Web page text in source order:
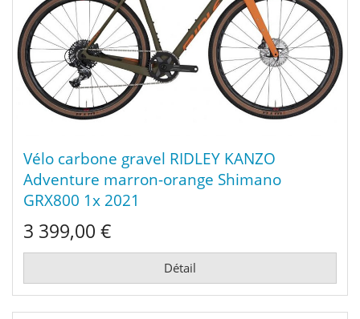
Vélo carbone gravel RIDLEY KANZO
Adventure marron-orange Shimano
GRX800 1x 2021
3 399,00 €
Détail